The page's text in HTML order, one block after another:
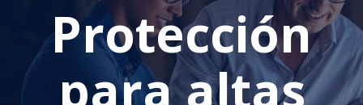
Protección
para altas